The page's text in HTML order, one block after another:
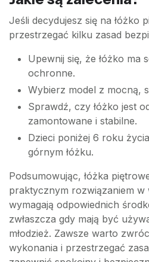
Jeśli decydujesz się na łóżko
przestrzegać kilku zasad
Upewnij się, że łóżko ma
ochronne.
Wybierz model z mocną,
Sprawdź, czy łóżko jest
zamontowane i stabilne.
Dzieci poniżej 6 roku
górnym łóżku.
Podsumowując, łóżka
praktycznym rozwiązaniem w
wymagają odpowiednich
zwłaszcza gdy mają być
młodzież. Zawsze warto
wykonania i przestrzegać